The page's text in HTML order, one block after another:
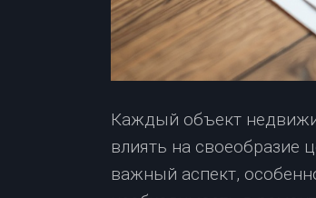
Каждый объект
влиять на своеобразие
важный аспект,